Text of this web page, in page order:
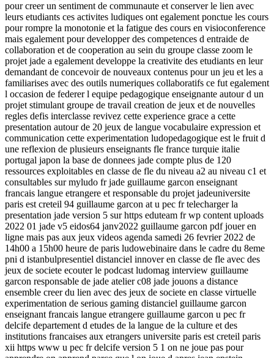
pour creer un sentiment de communaute et conserver le lien avec
leurs etudiants ces activites ludiques ont egalement ponctue les cours
pour rompre la monotonie et la fatigue des cours en visioconference
mais egalement pour developper des competences d entraide de
collaboration et de cooperation au sein du groupe classe zoom le
projet jade a egalement developpe la creativite des etudiants en leur
demandant de concevoir de nouveaux contenus pour un jeu et les a
familiarises avec des outils numeriques collaboratifs ce fut egalement
l occasion de federer l equipe pedagogique enseignante autour d un
projet stimulant groupe de travail creation de jeux et de nouvelles
regles defis interclasse revivez cette experience grace a cette
presentation autour de 20 jeux de langue vocabulaire expression et
communication cette experimentation ludopedagogique est le fruit d
une reflexion de plusieurs enseignants fle france turquie italie
portugal japon la base de donnees jade compte plus de 120
ressources exploitables en classe de fle du niveau a2 au niveau c1 et
consultables sur myludo fr jade guillaume garcon enseignant
francais langue etrangere et responsable du projet jadeuniversite
paris est creteil 94 guillaume garcon at u pec fr telecharger la
presentation jade version 5 sur https eduteam fr wp content uploads
2022 01 jade v5 eidos64 janv2022 guillaume garcon pdf jouer en
ligne mais pas aux jeux videos agenda samedi 26 fevrier 2022 de
14h00 a 15h00 heure de paris ludowebinaire dans le cadre du 8eme
pni d istanbulpresentiel distanciel innover en classe de fle avec des
jeux de societe ecouter le podcast ludomag interview guillaume
garcon responsable de jade atelier c08 jade jouons a distance
ensemble creer du lien avec des jeux de societe en classe virtuelle
experimentation de serious gaming distanciel guillaume garcon
enseignant francais langue etrangere guillaume garcon u pec fr
delcife departement d etudes de la langue de la culture et des
institutions francaises aux etrangers universite paris est creteil paris
xii https www u pec fr delcife version 5 1 on ne joue pas pour